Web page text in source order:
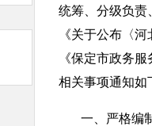
统筹、分级负责
《关于公布〈
《保定市政务
相关事项通知如
一、严格编制